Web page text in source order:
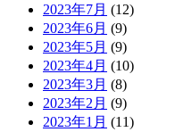
2023年7月 (12)
2023年6月 (9)
2023年5月 (9)
2023年4月 (10)
2023年3月 (8)
2023年2月 (9)
2023年1月 (11)